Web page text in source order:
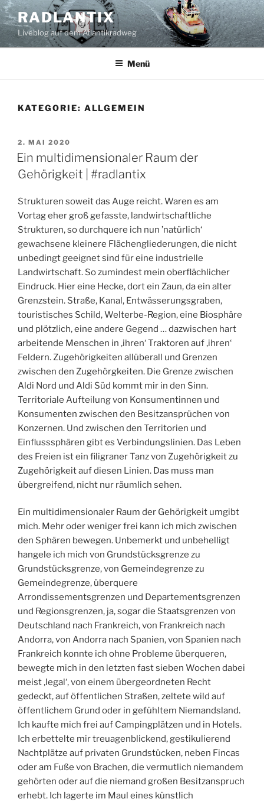
Zum
Inhalt
springen
RADLANTIX
Liveblog auf dem Atlantikradweg
Menü
KATEGORIE: ALLGEMEIN
VERÖFFENTLICHT
AM
2. MAI 2020
Ein multidimensionaler Raum der
Gehörigkeit | #radlantix
Strukturen soweit das Auge reicht. Waren es am
Vortag eher groß gefasste, landwirtschaftliche
Strukturen, so durchquere ich nun ’natürlich‘
gewachsene kleinere Flächengliederungen, die nicht
unbedingt geeignet sind für eine industrielle
Landwirtschaft. So zumindest mein oberflächlicher
Eindruck. Hier eine Hecke, dort ein Zaun, da ein alter
Grenzstein. Straße, Kanal, Entwässerungsgraben,
touristisches Schild, Welterbe-Region, eine Biosphäre
und plötzlich, eine andere Gegend … dazwischen hart
arbeitende Menschen in ‚ihren‘ Traktoren auf ‚ihren‘
Feldern. Zugehörigkeiten allüberall und Grenzen
zwischen den Zugehörgkeiten. Die Grenze zwischen
Aldi Nord und Aldi Süd kommt mir in den Sinn.
Territoriale Aufteilung von Konsumentinnen und
Konsumenten zwischen den Besitzansprüchen von
Konzernen. Und zwischen den Territorien und
Einflusssphären gibt es Verbindungslinien. Das Leben
des Freien ist ein filigraner Tanz von Zugehörigkeit zu
Zugehörigkeit auf diesen Linien. Das muss man
übergreifend, nicht nur räumlich sehen.
Ein multidimensionaler Raum der Gehörigkeit umgibt
mich. Mehr oder weniger frei kann ich mich zwischen
den Sphären bewegen. Unbemerkt und unbehelligt
hangele ich mich von Grundstücksgrenze zu
Grundstücksgrenze, von Gemeindegrenze zu
Gemeindegrenze, überquere
Arrondissementsgrenzen und Departementsgrenzen
und Regionsgrenzen, ja, sogar die Staatsgrenzen von
Deutschland nach Frankreich, von Frankreich nach
Andorra, von Andorra nach Spanien, von Spanien nach
Frankreich konnte ich ohne Probleme überqueren,
bewegte mich in den letzten fast sieben Wochen dabei
meist ‚legal‘, von einem übergeordneten Recht
gedeckt, auf öffentlichen Straßen, zeltete wild auf
öffentlichem Grund oder in gefühltem Niemandsland.
Ich kaufte mich frei auf Campingplätzen und in Hotels.
Ich erbettelte mir treuagenblickend, gestikulierend
Nachtplätze auf privaten Grundstücken, neben Fincas
oder am Fuße von Brachen, die vermutlich niemandem
gehörten oder auf die niemand großen Besitzanspruch
erhebt. Ich lagerte im Maul eines künstlich